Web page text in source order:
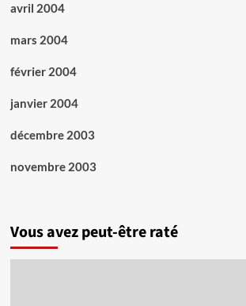
avril 2004
mars 2004
février 2004
janvier 2004
décembre 2003
novembre 2003
Vous avez peut-être raté